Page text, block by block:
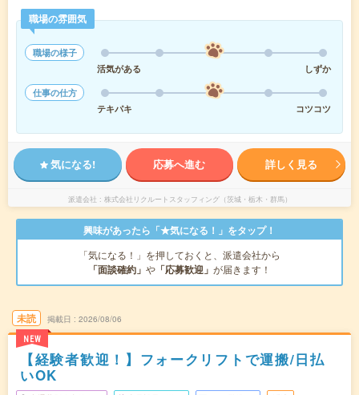
職場の雰囲気
職場の様子
活気がある
しずか
仕事の仕方
テキパキ
コツコツ
気になる! 応募へ進む 詳しく見る
派遣会社 株式会社リクルートスタッフィング（茨城・栃木・群馬）
興味があったら「★気になる！」をタップ！
「気になる！」を押しておくと、派遣会社から
「面談確約」 や 「応募歓迎」 が届きます！
未読
NEW
掲載日 2026/08/06
【経験者歓迎！】フォークリフトで運搬/日払
いOK